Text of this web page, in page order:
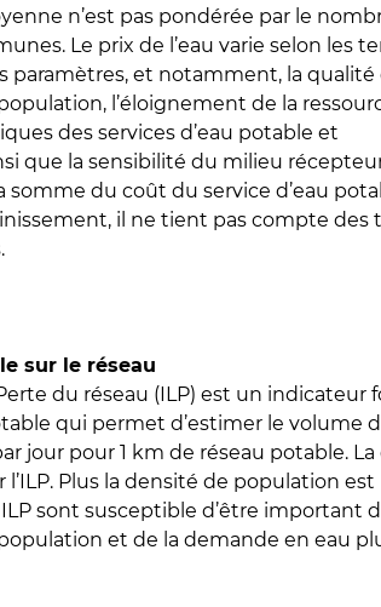
n’est pas pondérée par le
Le prix de l’eau varie selon les
paramètres, et notamment, la qualité
l’éloignement de la
des services d’eau potable et
que la sensibilité du milieu
somme du coût du service d’eau
il ne tient pas compte des
sur le réseau
du réseau (ILP) est un indicateur
qui permet d’estimer le volume
jour pour 1 km de réseau potable.
Plus la densité de population est
sont susceptible d’être important
et de la demande en eau